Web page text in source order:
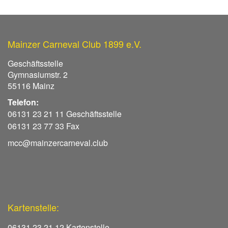
Mainzer Carneval Club 1899 e.V.
Geschäftsstelle
Gymnasiumstr. 2
55116 Mainz
Telefon:
06131 23 21 11 Geschäftsstelle
06131 23 77 33 Fax
mcc@mainzercarneval.club
Kartenstelle: